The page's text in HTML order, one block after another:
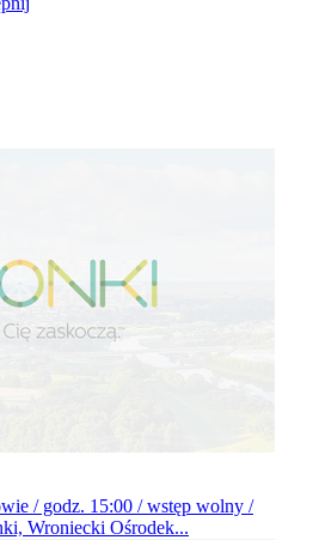
/ godz. 15:00 / wstęp wolny /
Wroniecki Ośrodek...